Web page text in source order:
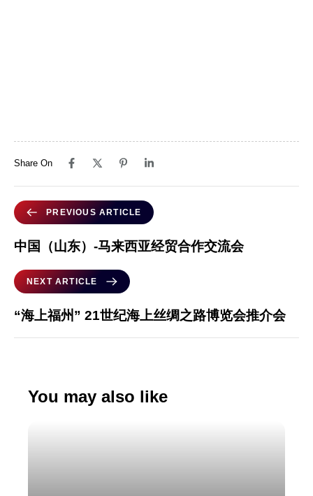
Share On
PREVIOUS ARTICLE
中国（山东）-马来西亚经贸合作交流会
NEXT ARTICLE
“海上福州” 21世纪海上丝绸之路博览会推介会
You may also like